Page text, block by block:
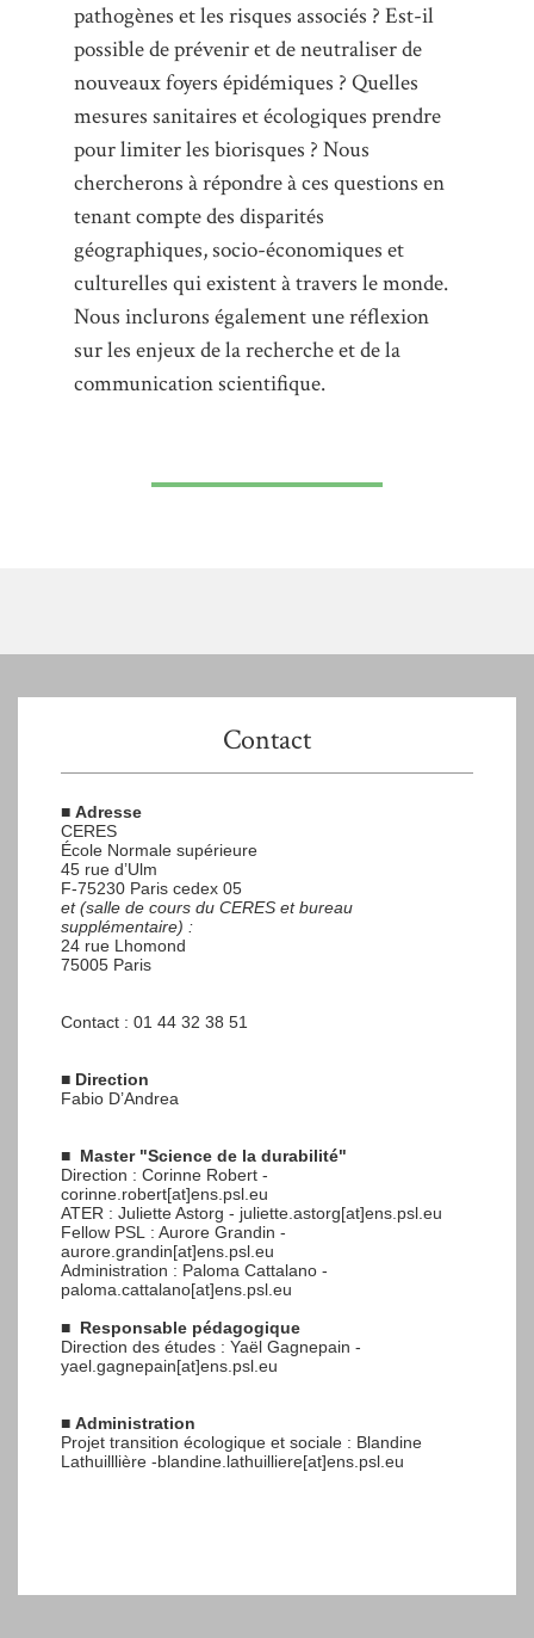
pathogènes et les risques associés ? Est-il
possible de prévenir et de neutraliser de
nouveaux foyers épidémiques ? Quelles
mesures sanitaires et écologiques prendre
pour limiter les biorisques ? Nous
chercherons à répondre à ces questions en
tenant compte des disparités
géographiques, socio-économiques et
culturelles qui existent à travers le monde.
Nous inclurons également une réflexion
sur les enjeux de la recherche et de la
communication scientifique.
Contact
■ Adresse
CERES
École Normale supérieure
45 rue d’Ulm
F-75230 Paris cedex 05
et (salle de cours du CERES et bureau
supplémentaire) :
24 rue Lhomond
75005 Paris
Contact : 01 44 32 38 51
■ Direction
Fabio D’Andrea
■ Master "Science de la durabilité"
Direction : Corinne Robert -
corinne.robert[at]ens.psl.eu
ATER : Juliette Astorg - juliette.astorg[at]ens.psl.eu
Fellow PSL : Aurore Grandin -
aurore.grandin[at]ens.psl.eu
Administration : Paloma Cattalano -
paloma.cattalano[at]ens.psl.eu
■ Responsable pédagogique
Direction des études : Yaël Gagnepain -
yael.gagnepain[at]ens.psl.eu
■ Administration
Projet transition écologique et sociale : Blandine
Lathuilllière -blandine.lathuilliere[at]ens.psl.eu